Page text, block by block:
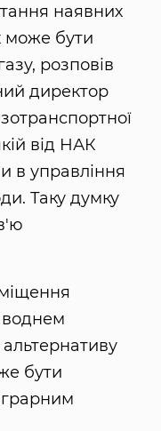
наявних
може бути
розповів
директор
від НАК
в управління
Таку думку
воднем
бути